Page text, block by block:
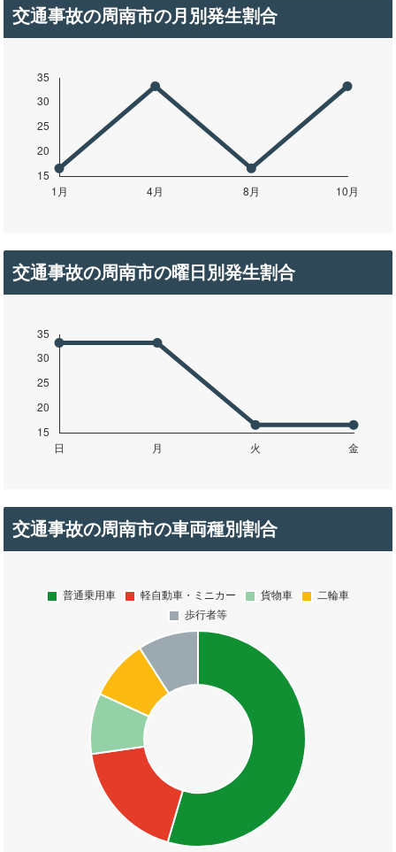
交通事故の周南市の月別発生割合
交通事故の周南市の曜日別発生割合
交通事故の周南市の車両種別割合